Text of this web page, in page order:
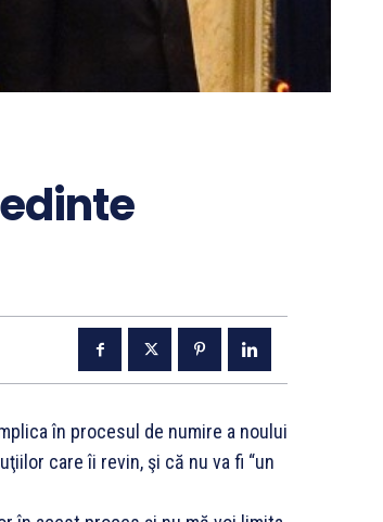
în procesul de numire a noului
care îi revin, şi că nu va fi “un